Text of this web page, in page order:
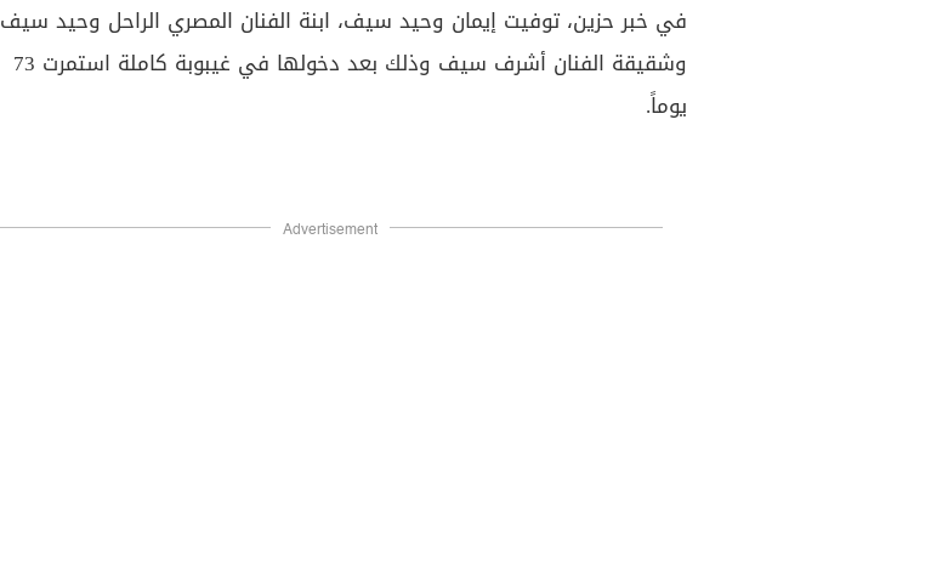
في خبر حزين، توفيت إيمان وحيد سيف، ابنة الفنان المصري الراحل وحيد سيف
وشقيقة الفنان أشرف سيف وذلك بعد دخولها في غيبوبة كاملة استمرت 73
يوماً.
Advertisement